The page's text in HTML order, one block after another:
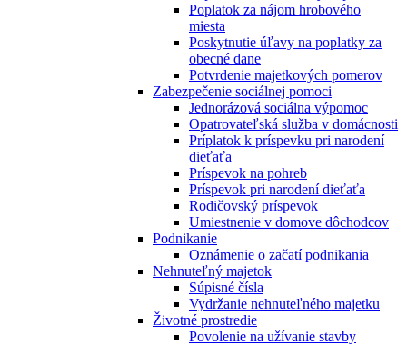
Poplatok za nájom hrobového
miesta
Poskytnutie úľavy na poplatky za
obecné dane
Potvrdenie majetkových pomerov
Zabezpečenie sociálnej pomoci
Jednorázová sociálna výpomoc
Opatrovateľská služba v domácnosti
Príplatok k príspevku pri narodení
dieťaťa
Príspevok na pohreb
Príspevok pri narodení dieťaťa
Rodičovský príspevok
Umiestnenie v domove dôchodcov
Podnikanie
Oznámenie o začatí podnikania
Nehnuteľný majetok
Súpisné čísla
Vydržanie nehnuteľného majetku
Životné prostredie
Povolenie na užívanie stavby